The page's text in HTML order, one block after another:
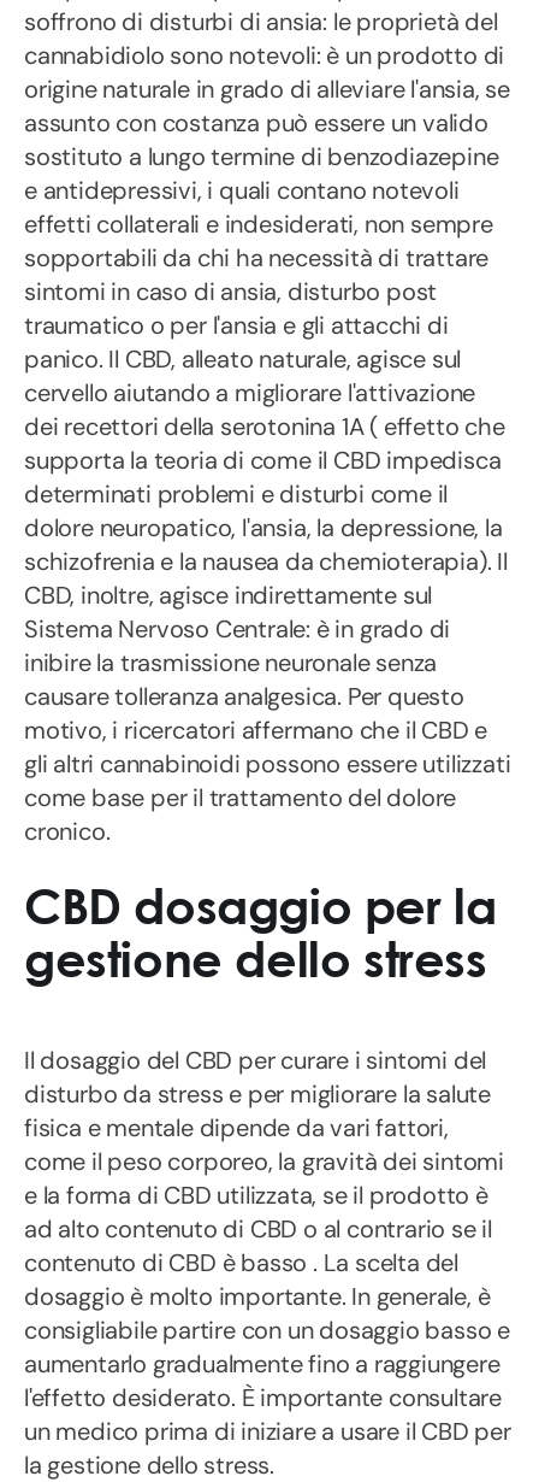
soffrono di disturbi di ansia: le proprietà del
cannabidiolo sono notevoli: è un prodotto di
origine naturale in grado di alleviare l'ansia, se
assunto con costanza può essere un valido
sostituto a lungo termine di benzodiazepine
e antidepressivi, i quali contano notevoli
effetti collaterali e indesiderati, non sempre
sopportabili da chi ha necessità di trattare
sintomi in caso di ansia, disturbo post
traumatico o per l'ansia e gli attacchi di
panico. Il CBD, alleato naturale, agisce sul
cervello aiutando a migliorare l'attivazione
dei recettori della serotonina 1A ( effetto che
supporta la teoria di come il CBD impedisca
determinati problemi e disturbi come il
dolore neuropatico, l'ansia, la depressione, la
schizofrenia e la nausea da chemioterapia). Il
CBD, inoltre, agisce indirettamente sul
Sistema Nervoso Centrale: è in grado di
inibire la trasmissione neuronale senza
causare tolleranza analgesica. Per questo
motivo, i ricercatori affermano che il CBD e
gli altri cannabinoidi possono essere utilizzati
come base per il trattamento del dolore
cronico.
CBD dosaggio per la
gestione dello stress
Il dosaggio del CBD per curare i sintomi del
disturbo da stress e per migliorare la salute
fisica e mentale dipende da vari fattori,
come il peso corporeo, la gravità dei sintomi
e la forma di CBD utilizzata, se il prodotto è
ad alto contenuto di CBD o al contrario se il
contenuto di CBD è basso . La scelta del
dosaggio è molto importante. In generale, è
consigliabile partire con un dosaggio basso e
aumentarlo gradualmente fino a raggiungere
l'effetto desiderato. È importante consultare
un medico prima di iniziare a usare il CBD per
la gestione dello stress.